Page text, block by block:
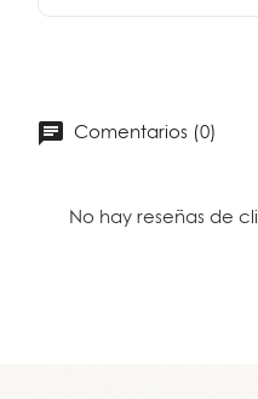
Comentarios (0)
No hay reseñas de